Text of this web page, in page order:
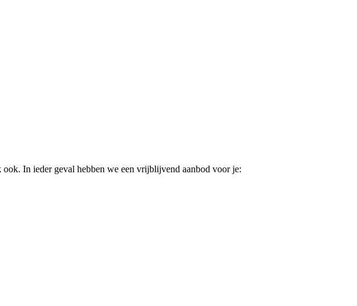
In ieder geval hebben we een vrijblijvend aanbod voor je: